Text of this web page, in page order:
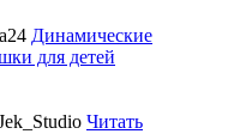
Динамические
для детей
Читать